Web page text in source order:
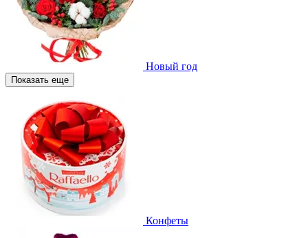
Новый год
Показать еще
Конфеты